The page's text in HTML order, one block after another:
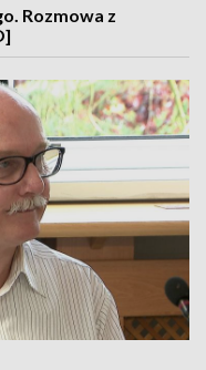
Rozmowa z